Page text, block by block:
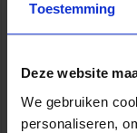
Toestemming
Deze website
We gebruiken
personaliseren,
en partner Grant
brengt heel wat
ingang van 1